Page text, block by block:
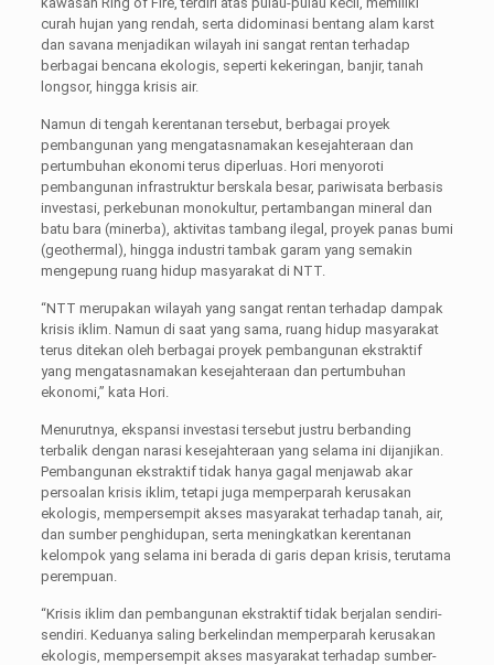
curah hujan yang rendah, serta didominasi bentang alam karst
dan savana menjadikan wilayah ini sangat rentan terhadap
berbagai bencana ekologis, seperti kekeringan, banjir, tanah
longsor, hingga krisis air.
Namun di tengah kerentanan tersebut, berbagai proyek
pembangunan yang mengatasnamakan kesejahteraan dan
pertumbuhan ekonomi terus diperluas. Hori menyoroti
pembangunan infrastruktur berskala besar, pariwisata berbasis
investasi, perkebunan monokultur, pertambangan mineral dan
batu bara (minerba), aktivitas tambang ilegal, proyek panas bumi
(geothermal), hingga industri tambak garam yang semakin
mengepung ruang hidup masyarakat di NTT.
“NTT merupakan wilayah yang sangat rentan terhadap dampak
krisis iklim. Namun di saat yang sama, ruang hidup masyarakat
terus ditekan oleh berbagai proyek pembangunan ekstraktif
yang mengatasnamakan kesejahteraan dan pertumbuhan
ekonomi,” kata Hori.
Menurutnya, ekspansi investasi tersebut justru berbanding
terbalik dengan narasi kesejahteraan yang selama ini dijanjikan.
Pembangunan ekstraktif tidak hanya gagal menjawab akar
persoalan krisis iklim, tetapi juga memperparah kerusakan
ekologis, mempersempit akses masyarakat terhadap tanah, air,
dan sumber penghidupan, serta meningkatkan kerentanan
kelompok yang selama ini berada di garis depan krisis, terutama
perempuan.
“Krisis iklim dan pembangunan ekstraktif tidak berjalan sendiri-
sendiri. Keduanya saling berkelindan memperparah kerusakan
ekologis, mempersempit akses masyarakat terhadap sumber-